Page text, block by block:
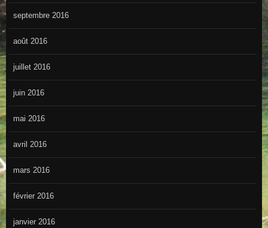
septembre 2016
août 2016
juillet 2016
juin 2016
mai 2016
avril 2016
mars 2016
février 2016
janvier 2016